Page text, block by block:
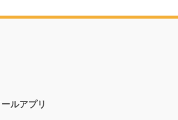
ルアプリ